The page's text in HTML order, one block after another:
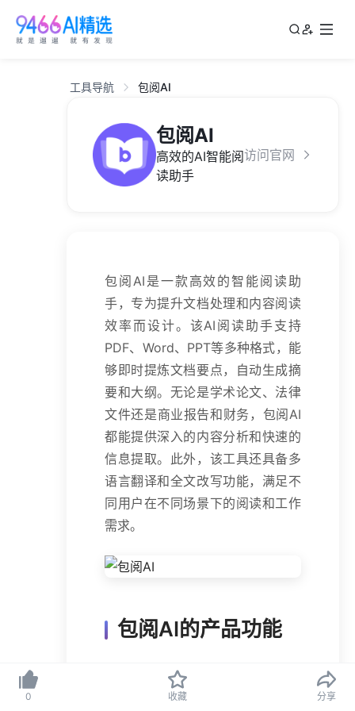
0 收藏 分享
工具导航 包阅AI
包阅AI
高效的AI智能阅
读助手
访问官网
包阅AI是一款高效的智能阅读助
手，专为提升文档处理和内容阅读
效率而设计。该AI阅读助手支持
PDF、Word、PPT等多种格式，能
够即时提炼文档要点，自动生成摘
要和大纲。无论是学术论文、法律
文件还是商业报告和财务，包阅AI
都能提供深入的内容分析和快速的
信息提取。此外，该工具还具备多
语言翻译和全文改写功能，满足不
同用户在不同场景下的阅读和工作
需求。
包阅AI的产品功能
文档阅读与解读
文本解析技术，能够快速理解